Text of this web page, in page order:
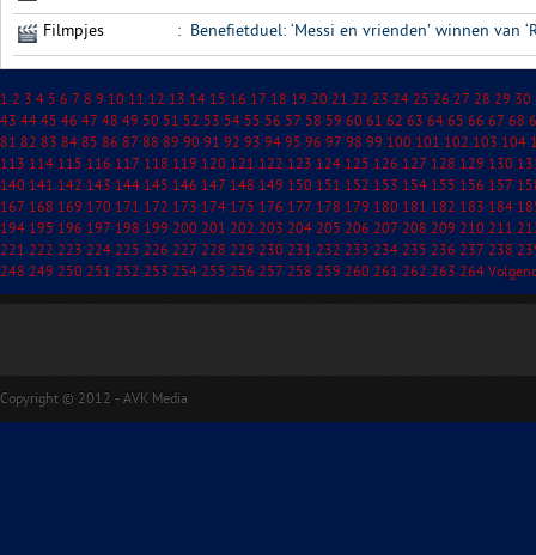
Filmpjes : Benefietduel: ‘Messi en vrienden’ winnen van
1 2 3 4 5 6 7 8 9 10 11 12 13 14 15 16 17 18 19 20 21 22 23 24 25 26 27 28 29 30
43 44 45 46 47 48 49 50 51 52 53 54 55 56 57 58 59 60 61 62 63 64 65 66 67 68
81 82 83 84 85 86 87 88 89 90 91 92 93 94 95 96 97 98 99 100 101 102 103 104
113 114 115 116 117 118 119 120 121 122 123 124 125 126 127 128 129 130
140 141 142 143 144 145 146 147 148 149 150 151 152 153 154 155 156 157
167 168 169 170 171 172 173 174 175 176 177 178 179 180 181 182 183 184
194 195 196 197 198 199 200 201 202 203 204 205 206 207 208 209 210 211
221 222 223 224 225 226 227 228 229 230 231 232 233 234 235 236 237 238
248 249 250 251 252 253 254 255 256 257 258 259 260 261 262 263 264
Copyright © 2012 - AVK Media